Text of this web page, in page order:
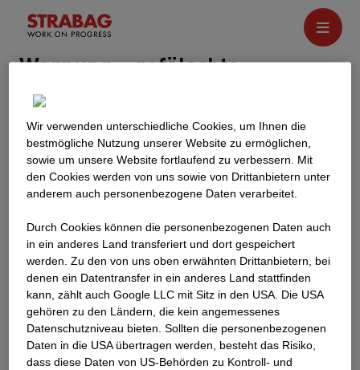
Warnung – gefälschte
Stellenangebote
Wir erhalten regelmäßig Anfragen zur Gültigkeit und
Echtheit unserer Stellenanzeigen.
offiziellen Website
veröffentlicht.
Wenn wir Stellenanzeigen auf anderen Websites
veröffentlichen, gibt es immer einen Link zum offiziellen
Stellenangebot auf unserer Website. Jedes
Stellenangebot ohne Link zu unserer offiziellen Website
könnte ein Betrugsversuch sein, den man der Polizei
melden sollte. STRABAG veröffentlicht keine
Stellenangebote über Messenger-Apps (z. B.
Wir verwenden unterschiedliche Cookies, um Ihnen die
best­mögliche Nutzung unserer Website zu ermöglichen,
sowie um unsere Website fortlaufend zu verbessern. Mit
den Cookies werden von uns sowie von Drittanbietern unter
anderem auch personenbezogene Daten verarbeitet.
Durch Cookies können die personenbezogenen Daten auch
in ein anderes Land transferiert und dort gespeichert
werden. Zu den von uns oben erwähnten Drittanbietern, bei
denen ein Datentransfer in ein anderes Land stattfinden
kann, zählt auch Google LLC mit Sitz in den USA. Die USA
gehören zu den Ländern, die kein angemessenes
Datenschutzniveau bieten. Sollten die personenbezogenen
Daten in die USA übertragen werden, besteht das Risiko,
dass diese Daten von US-Behörden zu Kontroll- und